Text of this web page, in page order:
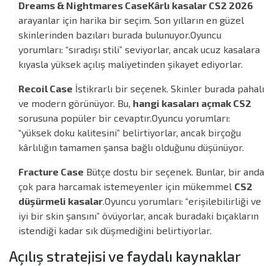
Dreams & Nightmares CaseKârlı kasalar CS2 2026
arayanlar için harika bir seçim. Son yılların en güzel
skinlerinden bazıları burada bulunuyor.Oyuncu
yorumları: “sıradışı stili” seviyorlar, ancak ucuz kasalara
kıyasla yüksek açılış maliyetinden şikayet ediyorlar.
Recoil Case İstikrarlı bir seçenek. Skinler burada pahalı
ve modern görünüyor. Bu, hangi kasaları açmak CS2
sorusuna popüler bir cevaptır.Oyuncu yorumları:
“yüksek doku kalitesini” belirtiyorlar, ancak birçoğu
kârlılığın tamamen şansa bağlı olduğunu düşünüyor.
Fracture Case Bütçe dostu bir seçenek. Bunlar, bir anda
çok para harcamak istemeyenler için mükemmel CS2
düşürmeli kasalar.Oyuncu yorumları: “erişilebilirliği ve
iyi bir skin şansını” övüyorlar, ancak buradaki bıçakların
istendiği kadar sık düşmediğini belirtiyorlar.
Açılış stratejisi ve faydalı kaynaklar